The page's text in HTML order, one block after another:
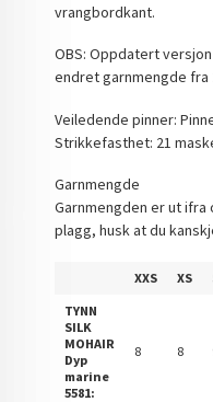
vrangbordkant.
OBS: Oppdatert
endret garnmengde fra
Veiledende pinner:
Strikkefasthet: 21
Garnmengde
Garnmengden er ut
plagg, husk at du
XXS XS
TYNN
SILK
MOHAIR
Dyp
marine
5581:
8 8